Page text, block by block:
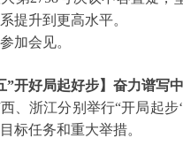
提升到更高水平。
加会见。
”开好局起好步】奋力谱写
、浙江分别举行“开局起步
标任务和重大举措。